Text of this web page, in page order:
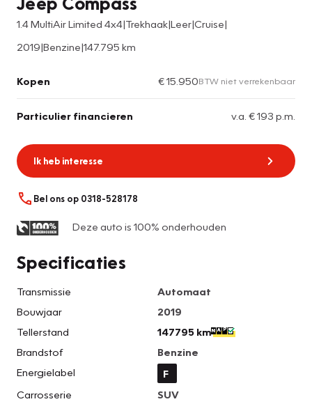
1.4 MultiAir Limited 4x4|Trekhaak|Leer|Cruise|
2019|Benzine|147.795 km
Kopen € 15.950BTW niet verrekenbaar
Particulier financieren v.a. € 193 p.m.
Ik heb interesse
Bel ons op 0318-528178
Deze auto is 100% onderhouden
Specificaties
Transmissie
Automaat
Bouwjaar
2019
Tellerstand
147795 km
Brandstof
Benzine
Energielabel
F
Carrosserie
SUV